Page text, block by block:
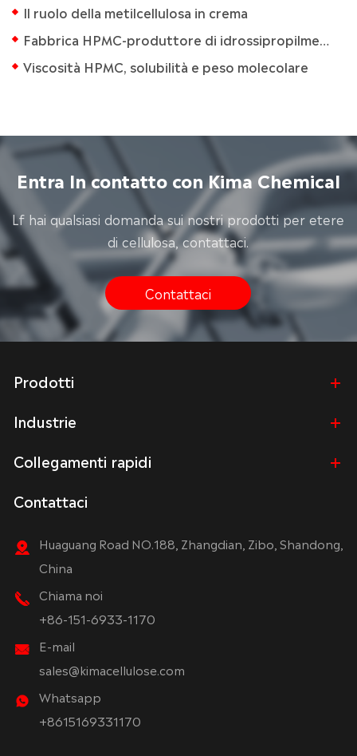
Il ruolo della metilcellulosa in crema
Fabbrica HPMC-produttore di idrossipropilmetilcellulosa
Viscosità HPMC, solubilità e peso molecolare
Entra In contatto con Kima Chemical
Lf hai qualsiasi domanda sui nostri prodotti per etere
di cellulosa, contattaci.
Contattaci
Prodotti
Industrie
Collegamenti rapidi
Contattaci
Huaguang Road NO.188, Zhangdian, Zibo, Shandong,
China
Chiama noi
+86-151-6933-1170
E-mail
sales@kimacellulose.com
Whatsapp
+8615169331170